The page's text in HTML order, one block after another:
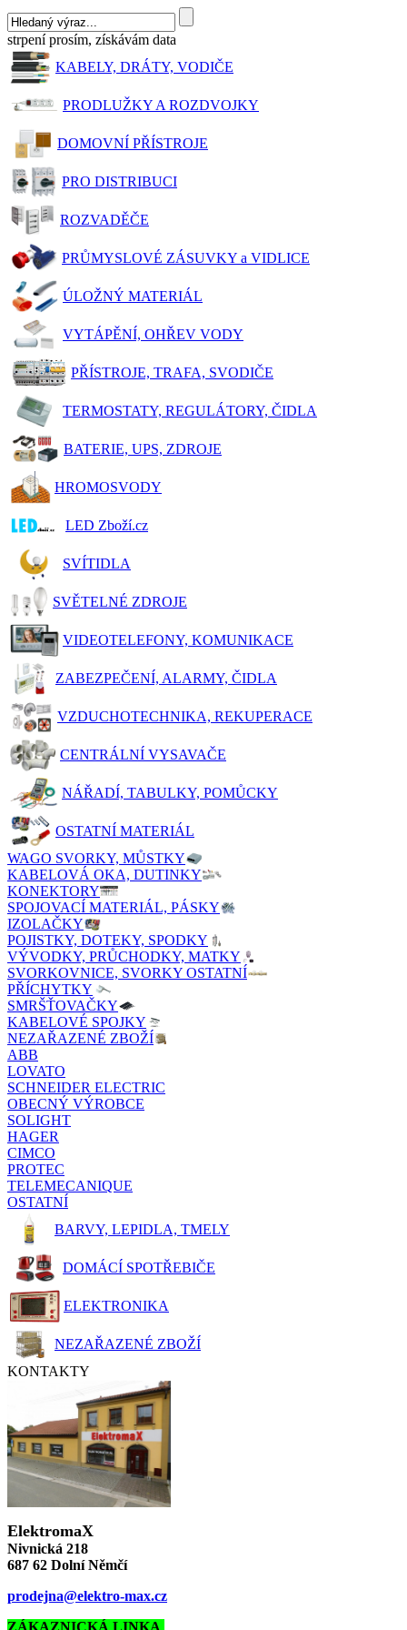
strpení prosím, získávám data
KABELY, DRÁTY, VODIČE
PRODLUŽKY A ROZDVOJKY
DOMOVNÍ PŘÍSTROJE
PRO DISTRIBUCI
ROZVADĚČE
PRŮMYSLOVÉ ZÁSUVKY a VIDLICE
ÚLOŽNÝ MATERIÁL
VYTÁPĚNÍ, OHŘEV VODY
PŘÍSTROJE, TRAFA, SVODIČE
TERMOSTATY, REGULÁTORY, ČIDLA
BATERIE, UPS, ZDROJE
HROMOSVODY
LED Zboží.cz
SVÍTIDLA
SVĚTELNÉ ZDROJE
VIDEOTELEFONY, KOMUNIKACE
ZABEZPEČENÍ, ALARMY, ČIDLA
VZDUCHOTECHNIKA, REKUPERACE
CENTRÁLNÍ VYSAVAČE
NÁŘADÍ, TABULKY, POMŮCKY
OSTATNÍ MATERIÁL
WAGO SVORKY, MŮSTKY
KABELOVÁ OKA, DUTINKY
KONEKTORY
SPOJOVACÍ MATERIÁL, PÁSKY
IZOLAČKY
POJISTKY, DOTEKY, SPODKY
VÝVODKY, PRŮCHODKY, MATKY
SVORKOVNICE, SVORKY OSTATNÍ
PŘÍCHYTKY
SMRŠŤOVAČKY
KABELOVÉ SPOJKY
NEZAŘAZENÉ ZBOŽÍ
ABB
LOVATO
SCHNEIDER ELECTRIC
OBECNÝ VÝROBCE
SOLIGHT
HAGER
CIMCO
PROTEC
TELEMECANIQUE
OSTATNÍ
BARVY, LEPIDLA, TMELY
DOMÁCÍ SPOTŘEBIČE
ELEKTRONIKA
NEZAŘAZENÉ ZBOŽÍ
KONTAKTY
ElektromaX
Nivnická 218
687 62 Dolní Němčí
prodejna@elektro-max.cz
ZÁKAZNICKÁ LINKA